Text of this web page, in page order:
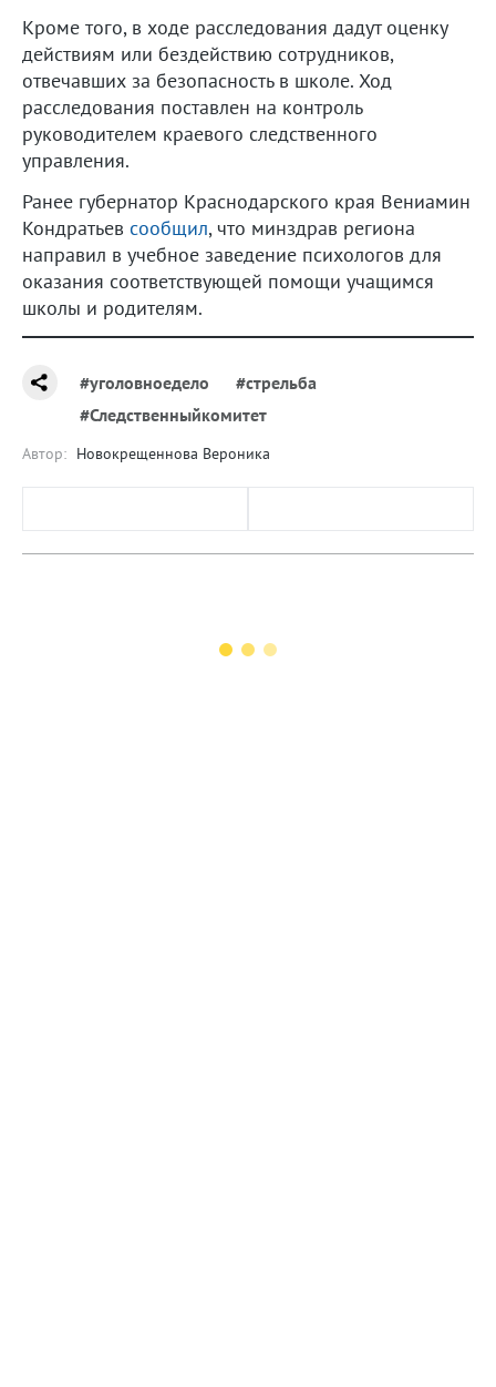
Кроме того, в ходе расследования дадут оценку
действиям или бездействию сотрудников,
отвечавших за безопасность в школе. Ход
расследования поставлен на контроль
руководителем краевого следственного
управления.
Ранее губернатор Краснодарского края Вениамин
Кондратьев сообщил, что минздрав региона
направил в учебное заведение психологов для
оказания соответствующей помощи учащимся
школы и родителям.
#уголовноедело
#стрельба
#Следственныйкомитет
Автор: Новокрещеннова Вероника